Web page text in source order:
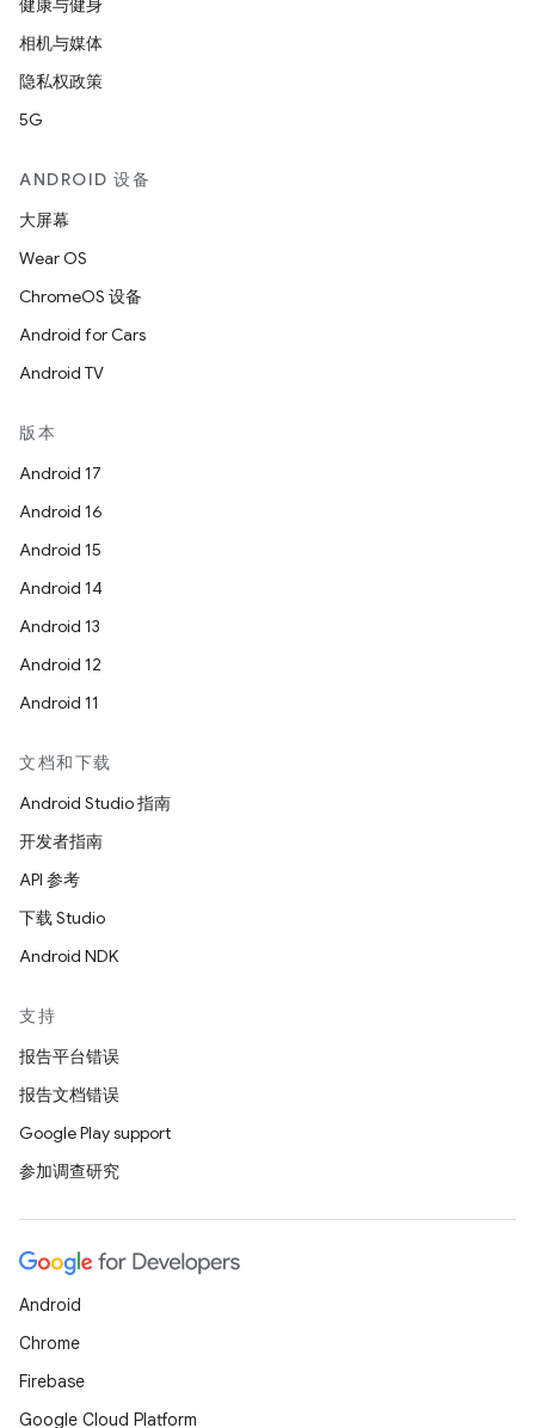
健康与健身
相机与媒体
隐私权政策
5G
ANDROID 设备
大屏幕
Wear OS
ChromeOS 设备
Android for Cars
Android TV
版本
Android 17
Android 16
Android 15
Android 14
Android 13
Android 12
Android 11
文档和下载
Android Studio 指南
开发者指南
API 参考
下载 Studio
Android NDK
支持
报告平台错误
报告文档错误
Google Play support
参加调查研究
Android
Chrome
Firebase
Google Cloud Platform